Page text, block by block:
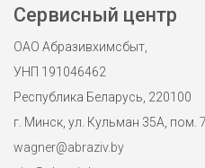
Сервисный центр
ОАО Абразивхимсбыт,
УНП 191046462
Республика Беларусь, 220100
г. Минск, ул. Кульман 35А, пом.
wagner@abraziv.by